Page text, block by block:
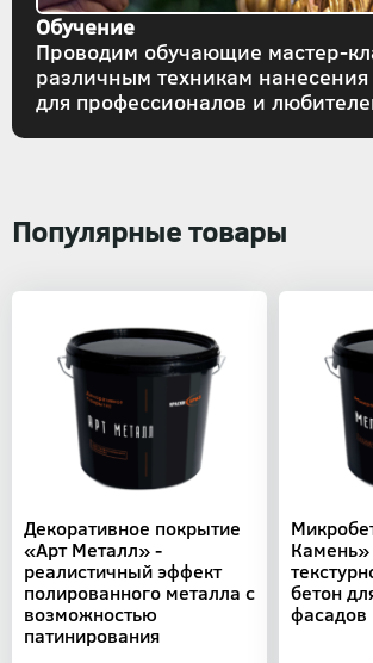
Обучение
Проводим обучающие мастер-
различным техникам
для профессионалов и
Популярные товары
Декоративное покрытие
«Арт Металл» -
реалистичный эффект
полированного металла с
возможностью
патинирования
бетон
фасадов